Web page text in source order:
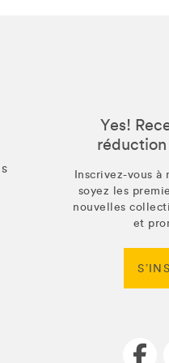
Yes!
Inscrivez-vous
soyez les
nouvelles
et